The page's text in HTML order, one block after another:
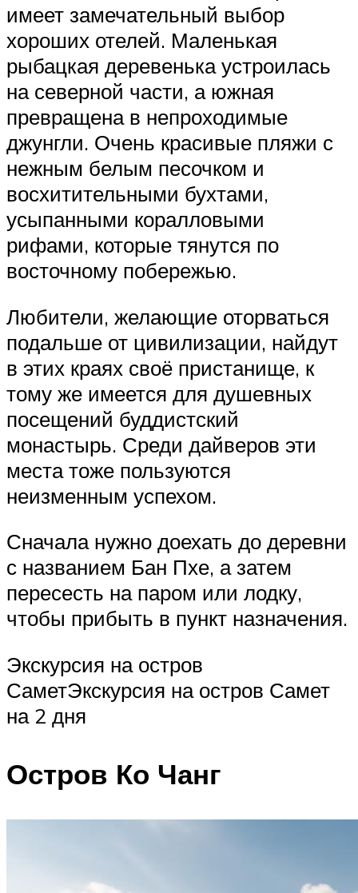
имеет замечательный выбор
хороших отелей. Маленькая
рыбацкая деревенька устроилась
на северной части, а южная
превращена в непроходимые
джунгли. Очень красивые пляжи с
нежным белым песочком и
восхитительными бухтами,
усыпанными коралловыми
рифами, которые тянутся по
восточному побережью.
Любители, желающие оторваться
подальше от цивилизации, найдут
в этих краях своё пристанище, к
тому же имеется для душевных
посещений буддистский
монастырь. Среди дайверов эти
места тоже пользуются
неизменным успехом.
Сначала нужно доехать до деревни
с названием Бан Пхе, а затем
пересесть на паром или лодку,
чтобы прибыть в пункт назначения.
Экскурсия на остров
СаметЭкскурсия на остров Самет
на 2 дня
Остров Ко Чанг